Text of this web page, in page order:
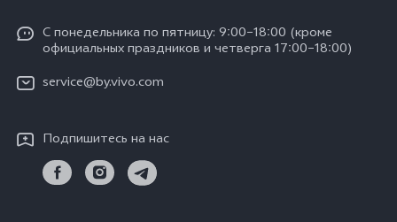
Y17s
Y18
Все модели
Funtouch OS
IMEI аутентификация
Обновление системы
Инструкции по гарантии vivo
Карьера в vivo
Юридическая информация
Центр конфиденциальности vivo
Стабильность
С понедельника по пятницу: 9:00–18:00 (кроме
официальных праздников и четверга 17:00–18:00)
service@by.vivo.com
Подпишитесь на нас